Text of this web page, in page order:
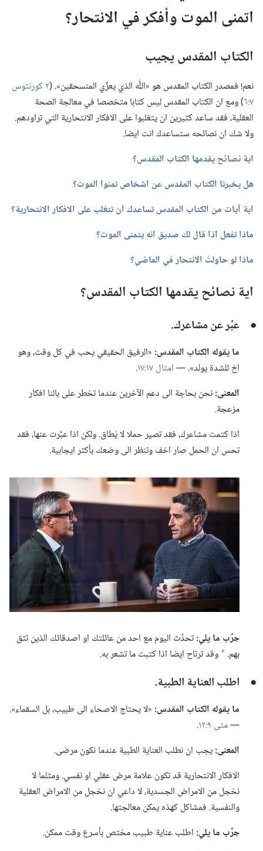
اتمنى الموت وأفكر في الانتحار؟‏
الكتاب المقدس يجيب
نعم!‏ فمصدر الكتاب المقدس هو «اللّٰه الذي يعزِّي المنسحقين».‏ (‏ ٢ كورنثوس
٧:‏٦ ‏)‏ ومع ان الكتاب المقدس ليس كتابا متخصصا في معالجة الصحة
العقلية،‏ فقد ساعد كثيرين ان يتغلبوا على الافكار الانتحارية التي تراودهم.‏
ولا شك ان نصائحه ستساعدك انت ايضا.‏
اية نصائح يقدمها الكتاب المقدس؟‏
هل يخبرنا الكتاب المقدس عن اشخاص تمنوا الموت؟‏
اية آيات من الكتاب المقدس تساعدك ان تتغلب على الافكار الانتحارية؟‏
ماذا تفعل اذا قال لك صديق انه يتمنى الموت؟‏
ماذا لو حاولتُ الانتحار في الماضي؟‏
اية نصائح يقدمها الكتاب المقدس؟‏
● عبِّر عن مشاعرك.‏
ما يقوله الكتاب المقدس:‏ «الرفيق الحقيقي يحب في كل وقت،‏ وهو
اخ للشدة يولد».‏ —‏امثال ١٧:‏١٧
‏.‏
المعنى:‏نحن بحاجة الى دعم الآخرين عندما تخطر على بالنا افكار
مزعجة.‏
اذا كتمت مشاعرك،‏ فقد تصير حملا لا يُطاق.‏ ولكن اذا عبَّرت عنها،‏ فقد
تحس ان الحمل صار اخف وتنظر الى وضعك بأكثر ايجابية.‏
جرِّب ما يلي:‏تحدَّث اليوم مع احد من عائلتك او اصدقائك الذين تثق
بهم.‏ a وقد ترتاح ايضا اذا كتبت ما تشعر به.‏
● اطلب العناية الطبية.‏
ما يقوله الكتاب المقدس:‏ «لا يحتاج الاصحاء الى طبيب،‏ بل السقماء».‏
—‏متى ٩:‏١٢
‏.‏
المعنى:‏يجب ان نطلب العناية الطبية عندما نكون مرضى.‏
الافكار الانتحارية قد تكون علامة مرض عقلي او نفسي.‏ ومثلما لا
نخجل من الامراض الجسدية،‏ لا داعي ان نخجل من الامراض العقلية
والنفسية.‏ فمشاكل كهذه يمكن معالجتها.‏
جرِّب ما يلي:‏ اطلب عناية طبيب مختص بأسرع وقت ممكن.‏